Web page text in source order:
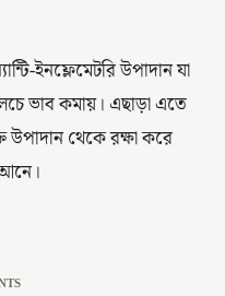
ইনফ্লেমেটরি উপাদান যা
ভাব কমায়। এছাড়া এতে
উপাদান থেকে রক্ষা করে